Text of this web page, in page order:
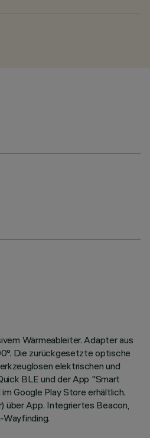
Wärmeableiter. Adapter aus
Die zurückgesetzte optische
elektrischen und
BLE und der App "Smart
Google Play Store erhältlich.
über App. Integriertes Beacon,